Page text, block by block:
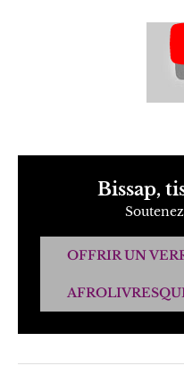
Bissap,
OFFRIR UN